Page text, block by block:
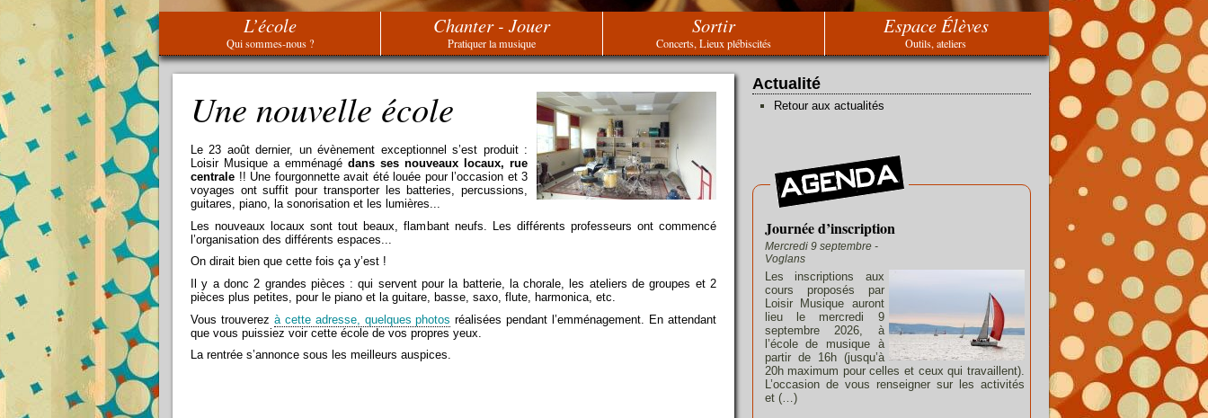
L’école
Qui sommes-nous ?
Chanter - Jouer
Pratiquer la musique
Sortir
Concerts, Lieux plébiscités
Espace Élèves
Outils, ateliers
Une nouvelle école
Le 23 août dernier, un évènement exceptionnel s’est produit :
Loisir Musique a emménagé dans ses nouveaux locaux, rue
centrale !! Une fourgonnette avait été louée pour l’occasion et 3
voyages ont suffit pour transporter les batteries, percussions,
guitares, piano, la sonorisation et les lumières...
Les nouveaux locaux sont tout beaux, flambant neufs. Les différents professeurs ont commencé
l’organisation des différents espaces...
On dirait bien que cette fois ça y’est !
Il y a donc 2 grandes pièces : qui servent pour la batterie, la chorale, les ateliers de groupes et 2
pièces plus petites, pour le piano et la guitare, basse, saxo, flute, harmonica, etc.
Vous trouverez à cette adresse, quelques photos réalisées pendant l’emménagement. En attendant
que vous puissiez voir cette école de vos propres yeux.
La rentrée s’annonce sous les meilleurs auspices.
Actualité
Retour aux actualités
Journée d’inscription
Mercredi 9 septembre -
Voglans
Les inscriptions aux
cours proposés par
Loisir Musique auront
lieu le mercredi 9
septembre 2026, à
l’école de musique à
partir de 16h (jusqu’à
20h maximum pour celles et ceux qui travaillent).
L’occasion de vous renseigner sur les activités
et (…)